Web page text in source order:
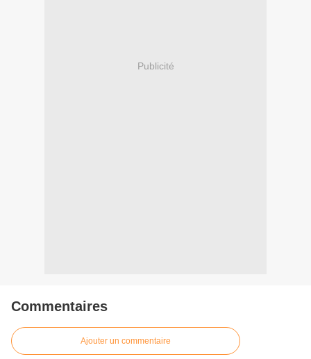
Publicité
Commentaires
Ajouter un commentaire